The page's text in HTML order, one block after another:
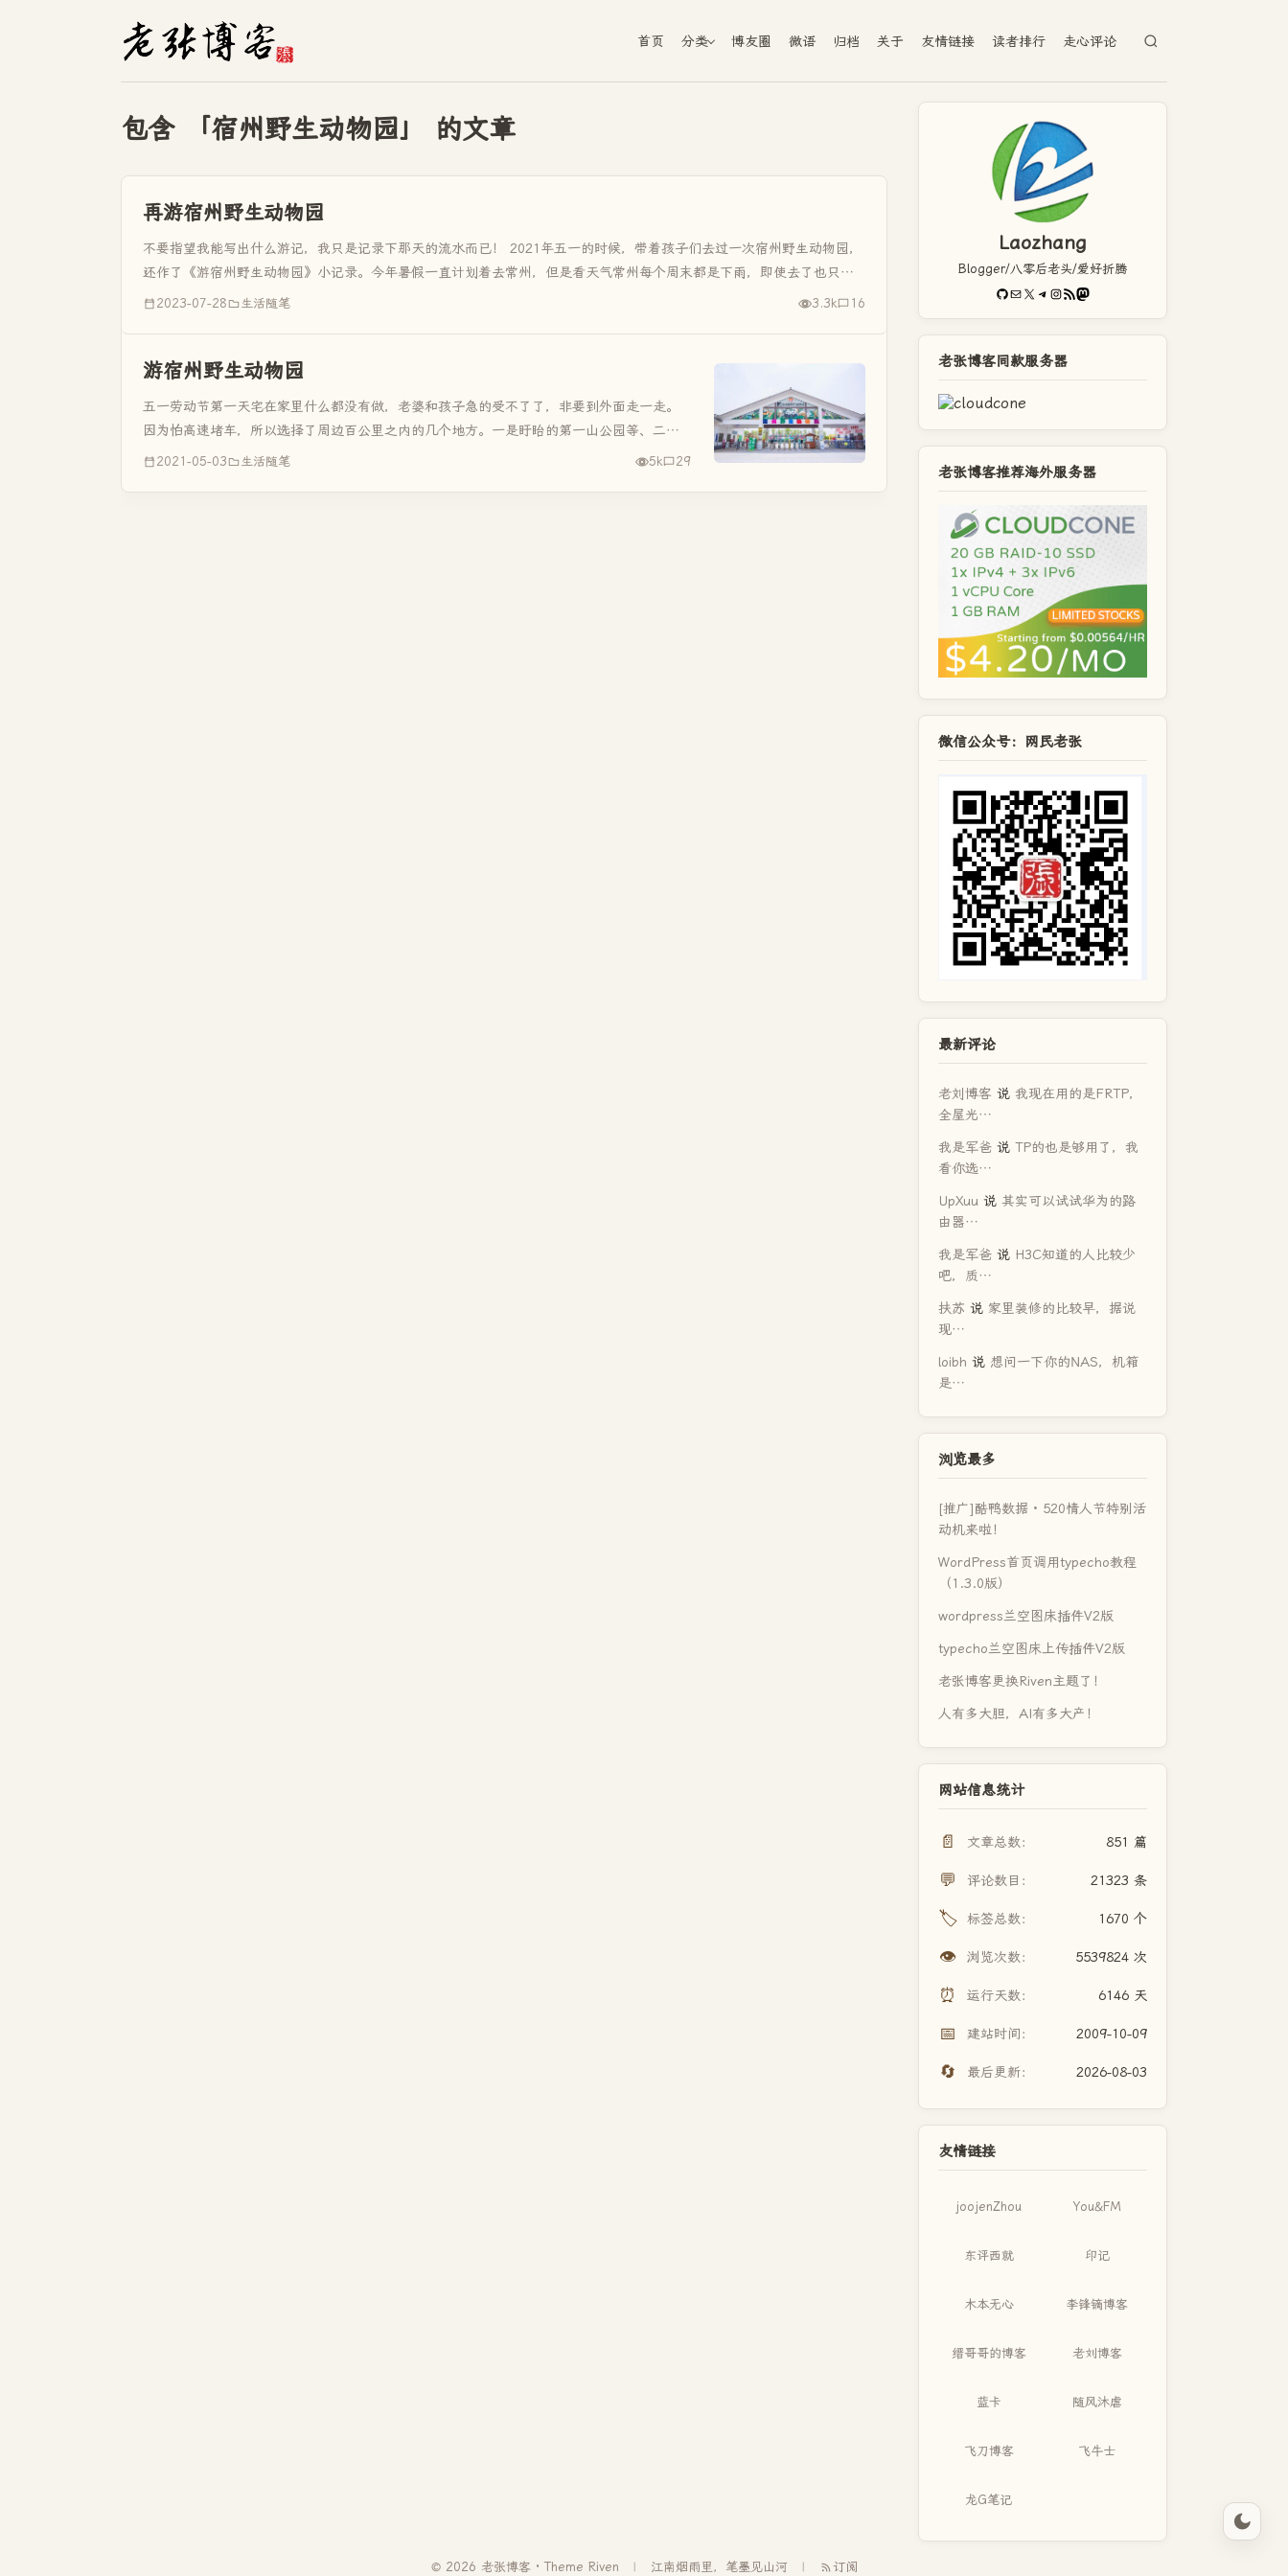
首页 分类 博友圈 微语 归档 关于 友情链接 读者排行 走心评论
包含 「宿州野生动物园」 的文章
再游宿州野生动物园
不要指望我能写出什么游记，我只是记录下那天的流水而已！ 2021年五一的时候，带着孩子们去过一次宿州野生动物园，
还作了《游宿州野生动物园》小记录。今年暑假一直计划着去常州，但是看天气常州每个周末都是下雨，即使去了也只能
瞪在姐姐家哪里也去...
2023-07-28 生活随笔 3.3k 16
游宿州野生动物园
五一劳动节第一天宅在家里什么都没有做，老婆和孩子急的受不了了，非要到外面走一走。
因为怕高速堵车，所以选择了周边百公里之内的几个地方。一是盱眙的第一山公园等、二是
宿迁动物园、三台山等、三是本县的温地。因为考虑到以孩子为主，倾向于宿迁动物园...
2021-05-03 生活随笔 5k 29
Laozhang
Blogger/八零后老头/爱好折腾
GitHub
电子邮件X Telegram
Instagram
RSS FeedMastodon
老张博客同款服务器
老张博客推荐海外服务器
微信公众号：网民老张
最新评论
老刘博客 说 我现在用的是FRTP，
全屋光…
我是军爸 说 TP的也是够用了，我
看你选…
UpXuu 说 其实可以试试华为的路
由器…
我是军爸 说 H3C知道的人比较少
吧，质…
扶苏 说 家里装修的比较早，据说
现…
loibh 说 想问一下你的NAS，机箱
是…
浏览最多
[推广]酷鸭数据 · 520情人节特别活
动机来啦！
WordPress首页调用typecho教程
（1.3.0版）
wordpress兰空图床插件V2版
typecho兰空图床上传插件V2版
老张博客更换Riven主题了！
人有多大胆，AI有多大产！
网站信息统计
📄 文章总数： 851 篇
💬 评论数目： 21323 条
🏷️ 标签总数： 1670 个
👁️ 浏览次数： 5539824 次
⏰ 运行天数： 6146 天
📅 建站时间： 2009-10-09
🔄 最后更新： 2026-08-03
友情链接
joojenZhou You&FM
东评西就 印记
木本无心 李锋镝博客
缙哥哥的博客 老刘博客
蓝卡 随风沐虐
飞刀博客 飞牛士
龙G笔记
© 2026 老张博客 · Theme Riven 江南烟雨里，笔墨见山河 订阅